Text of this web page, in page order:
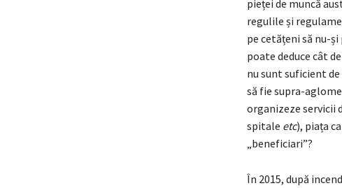
pieței de muncă
regulile și
pe cetățeni să nu-
poate deduce cât
nu sunt suficient
să fie supra-
organizeze servicii
spitale etc), piața
„beneficiari”?
În 2015, după